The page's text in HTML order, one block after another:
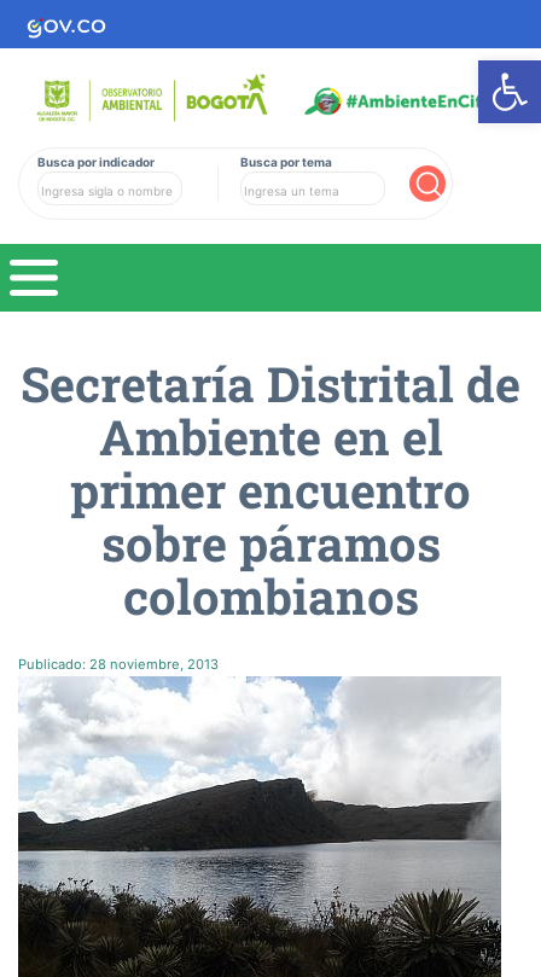
Busca por indicador Busca por tema
Secretarí­a Distrital de
Ambiente en el
primer encuentro
sobre páramos
colombianos
Publicado: 28 noviembre, 2013